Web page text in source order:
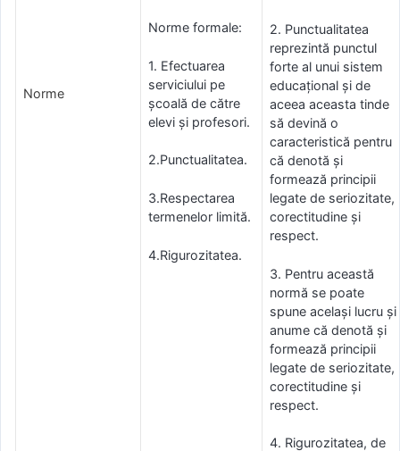
Norme
Norme formale:
1. Efectuarea
serviciului pe
școală de către
elevi și profesori.
2.Punctualitatea.
3.Respectarea
termenelor limită.
4.Rigurozitatea.
2. Punctualitatea
reprezintă punctul
forte al unui sistem
educațional și de
aceea aceasta tinde
să devină o
caracteristică pentru
că denotă și
formează principii
legate de seriozitate,
corectitudine și
respect.
3. Pentru această
normă se poate
spune același lucru și
anume că denotă și
formează principii
legate de seriozitate,
corectitudine și
respect.
4. Rigurozitatea, de